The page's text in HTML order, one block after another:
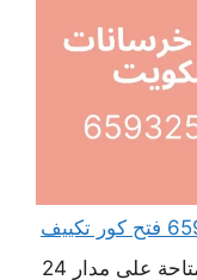
خدمات شركة قص خرسانة الكويت متاحة على مدار 24